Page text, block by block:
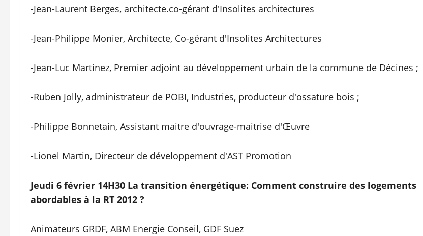
-Jean-Laurent Berges, architecte.co-gérant d'Insolites architectures
-Jean-Philippe Monier, Architecte, Co-gérant d'Insolites Architectures
-Jean-Luc Martinez, Premier adjoint au développement urbain de la commune de Décines ;
-Ruben Jolly, administrateur de POBI, Industries, producteur d'ossature bois ;
-Philippe Bonnetain, Assistant maitre d'ouvrage-maitrise d'Œuvre
-Lionel Martin, Directeur de développement d'AST Promotion
Jeudi 6 février 14H30 La transition énergétique: Comment construire des logements
abordables à la RT 2012 ?
Animateurs GRDF, ABM Energie Conseil, GDF Suez